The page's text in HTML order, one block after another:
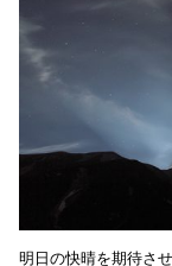
明日の快晴を期待さ